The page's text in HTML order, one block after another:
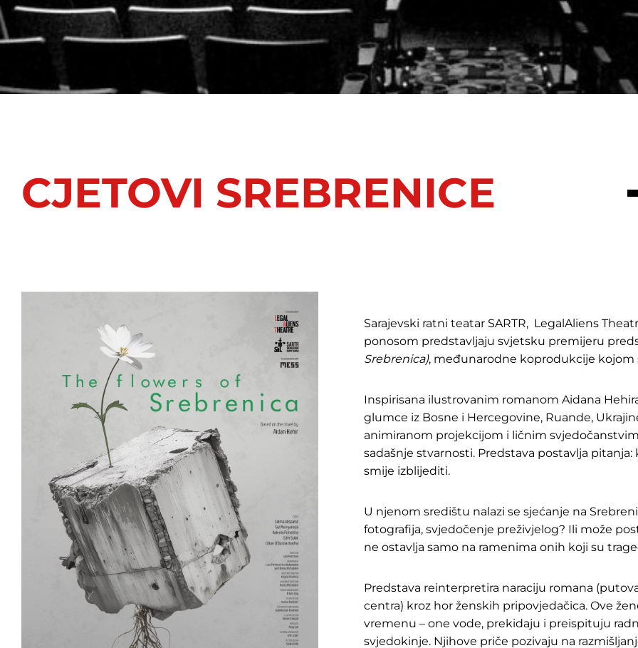
CJETOVI SREBRENICE
Sarajevski ratni teatar SARTR, LegalAliens
ponosom predstavljaju svjetsku premijeru
Srebrenica), međunarodne koprodukcije kojom
Inspirisana ilustrovanim romanom Aidana
glumce iz Bosne i Hercegovine, Ruande,
animiranom projekcijom i ličnim
sadašnje stvarnosti. Predstava postavlja
smije izblijediti.
U njenom središtu nalazi se sjećanje na
fotografija, svjedočenje preživjelog? Ili može
ne ostavlja samo na ramenima onih koji su
Predstava reinterpretira naraciju romana
centra) kroz hor ženskih pripovjedačica. Ove
vremenu – one vode, prekidaju i preispituju
svjedokinje. Njihove priče pozivaju na